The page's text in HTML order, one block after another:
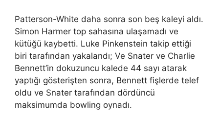
Patterson-White daha sonra son beş kaleyi aldı.
Simon Harmer top sahasına ulaşamadı ve
kütüğü kaybetti. Luke Pinkenstein takip ettiği
biri tarafından yakalandı; Ve Snater ve Charlie
Bennett’in dokuzuncu kalede 44 sayı atarak
yaptığı gösterişten sonra, Bennett fişlerde telef
oldu ve Snater tarafından dördüncü
maksimumda bowling oynadı.